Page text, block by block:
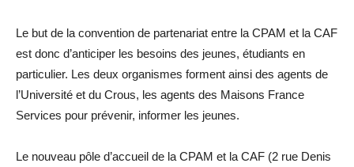
Le but de la convention de partenariat entre la CPAM et la CAF
est donc d’anticiper les besoins des jeunes, étudiants en
particulier. Les deux organismes forment ainsi des agents de
l’Université et du Crous, les agents des Maisons France
Services pour prévenir, informer les jeunes.
Le nouveau pôle d’accueil de la CPAM et la CAF (2 rue Denis